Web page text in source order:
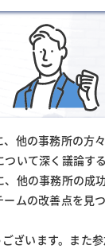
他の事務所の方
ついて深く議論す
、他の事務所の成
ームの改善点を見
ざいます。また参